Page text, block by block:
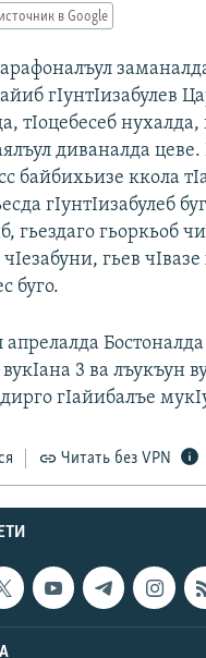
ВЕЩАНИЯ
НА РАССЫЛКУ
в Google
гIунтIизабулев
тIоцебесеб
диваналда цеве.
байбихьизе ккола
гIунтIизабулеб
гьездаго гьоркьоб
чIезабуни, гьев
буго.
апрелалда
3 ва лъукъун
гIайибалъе
Читать без VPN